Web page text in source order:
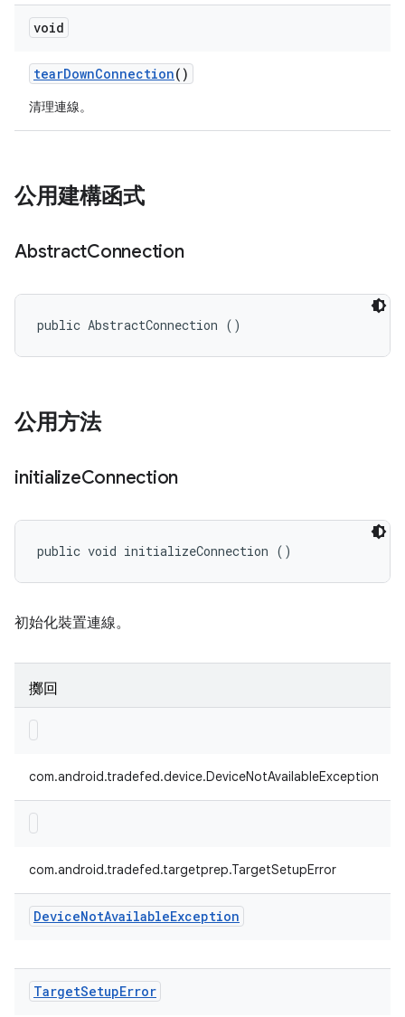
void
tearDownConnection()
清理連線。
公用建構函式
AbstractConnection
public AbstractConnection ()
公用方法
initializeConnection
public void initializeConnection ()
初始化裝置連線。
擲回
com.android.tradefed.device.DeviceNotAvailableException
com.android.tradefed.targetprep.TargetSetupError
DeviceNotAvailableException
TargetSetupError